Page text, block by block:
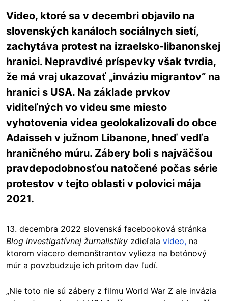
Video, ktoré sa v decembri objavilo na
slovenských kanáloch sociálnych sietí,
zachytáva protest na izraelsko-libanonskej
hranici. Nepravdivé príspevky však tvrdia,
že má vraj ukazovať „inváziu migrantov“ na
hranici s USA. Na základe prvkov
viditeľných vo videu sme miesto
vyhotovenia videa geolokalizovali do obce
Adaisseh v južnom Libanone, hneď vedľa
hraničného múru. Zábery boli s najväčšou
pravdepodobnosťou natočené počas série
protestov v tejto oblasti v polovici mája
2021.
13. decembra 2022 slovenská facebooková stránka
Blog investigatívnej žurnalistiky zdieľala video, na
ktorom viacero demonštrantov vylieza na betónový
múr a povzbudzuje ich pritom dav ľudí.
„Nie toto nie sú zábery z filmu World War Z ale invázia